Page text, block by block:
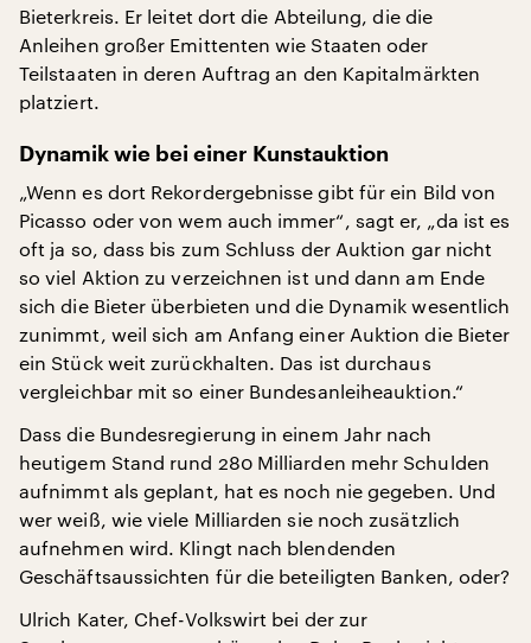
Bieterkreis. Er leitet dort die Abteilung, die die
Anleihen großer Emittenten wie Staaten oder
Teilstaaten in deren Auftrag an den Kapitalmärkten
platziert.
Dynamik wie bei einer Kunstauktion
„Wenn es dort Rekordergebnisse gibt für ein Bild von
Picasso oder von wem auch immer“, sagt er, „da ist es
oft ja so, dass bis zum Schluss der Auktion gar nicht
so viel Aktion zu verzeichnen ist und dann am Ende
sich die Bieter überbieten und die Dynamik wesentlich
zunimmt, weil sich am Anfang einer Auktion die Bieter
ein Stück weit zurückhalten. Das ist durchaus
vergleichbar mit so einer Bundesanleiheauktion.“
Dass die Bundesregierung in einem Jahr nach
heutigem Stand rund 280 Milliarden mehr Schulden
aufnimmt als geplant, hat es noch nie gegeben. Und
wer weiß, wie viele Milliarden sie noch zusätzlich
aufnehmen wird. Klingt nach blendenden
Geschäftsaussichten für die beteiligten Banken, oder?
Ulrich Kater, Chef-Volkswirt bei der zur